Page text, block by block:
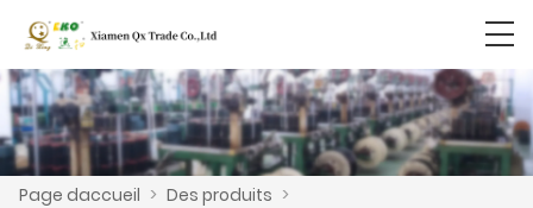
Page daccueil > Des produits >